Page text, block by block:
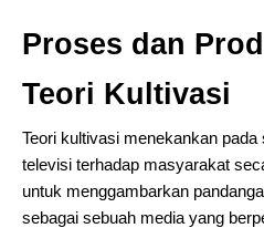
Proses dan
Teori Kultivasi
Teori kultivasi menekankan
televisi terhadap masyarakat
untuk menggambarkan
sebagai sebuah media yang